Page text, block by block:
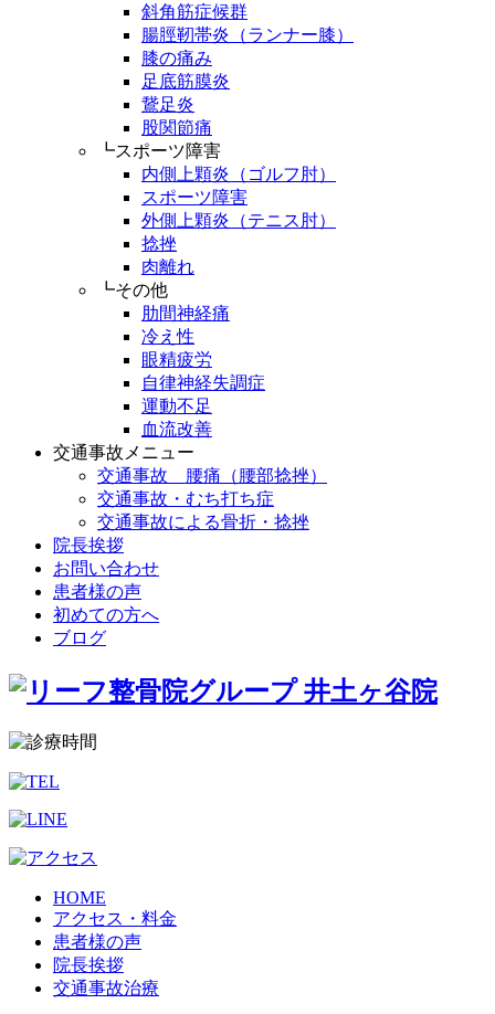
斜角筋症候群
腸脛靭帯炎（ランナー膝）
膝の痛み
足底筋膜炎
鵞足炎
股関節痛
┗スポーツ障害
内側上顆炎（ゴルフ肘）
スポーツ障害
外側上顆炎（テニス肘）
捻挫
肉離れ
┗その他
肋間神経痛
冷え性
眼精疲労
自律神経失調症
運動不足
血流改善
交通事故メニュー
交通事故 腰痛（腰部捻挫）
交通事故・むち打ち症
交通事故による骨折・捻挫
院長挨拶
お問い合わせ
患者様の声
初めての方へ
ブログ
HOME
アクセス・料金
患者様の声
院長挨拶
交通事故治療